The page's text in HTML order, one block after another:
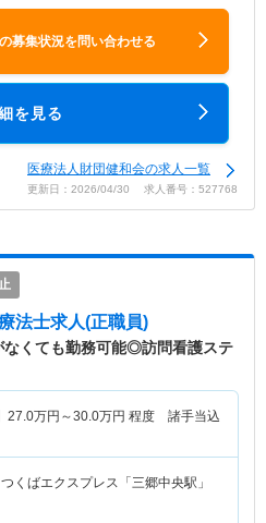
募集状況を問い合わせる
を見る
医療法人財団健和会の求人一覧
更新日：2026/04/30 求人番号：527768
法士求人(正職員)
くても勤務可能◎訪問看護ステ
27.0万円～30.0万円 程度 諸手当込
つくばエクスプレス「三郷中央駅」